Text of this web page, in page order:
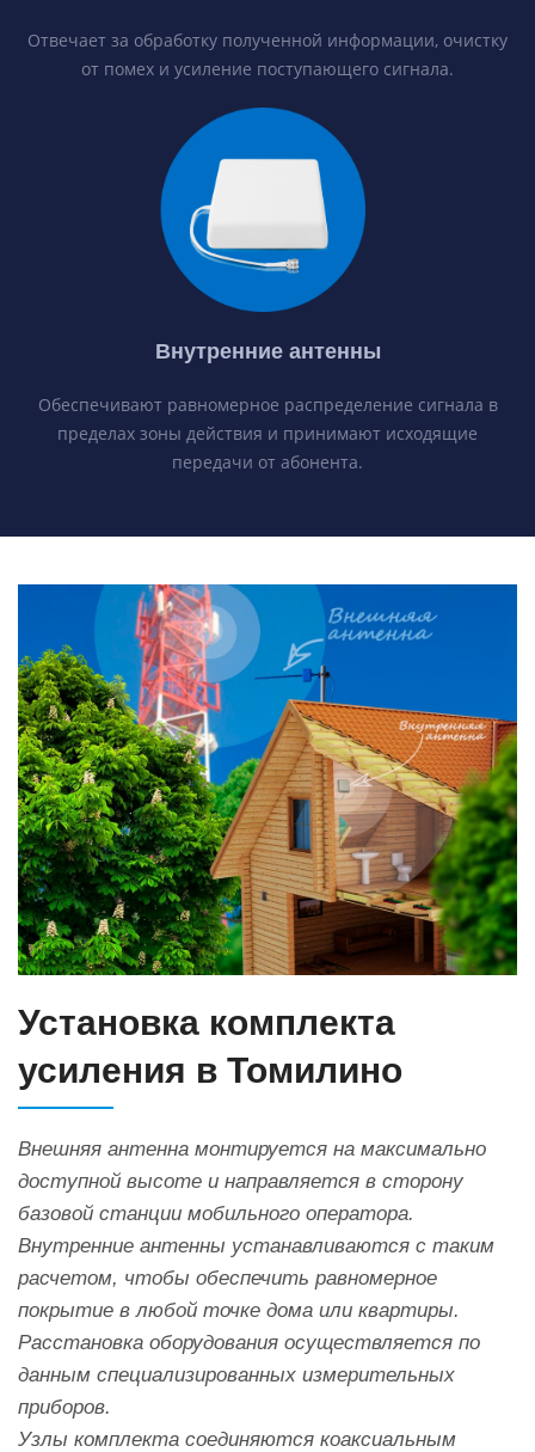
Отвечает за обработку полученной информации, очистку
от помех и усиление поступающего сигнала.
Внутренние антенны
Обеспечивают равномерное распределение сигнала в
пределах зоны действия и принимают исходящие
передачи от абонента.
Установка комплекта
усиления в Томилино
Внешняя антенна монтируется на максимально
доступной высоте и направляется в сторону
базовой станции мобильного оператора.
Внутренние антенны устанавливаются с таким
расчетом, чтобы обеспечить равномерное
покрытие в любой точке дома или квартиры.
Расстановка оборудования осуществляется по
данным специализированных измерительных
приборов.
Узлы комплекта соединяются коаксиальным